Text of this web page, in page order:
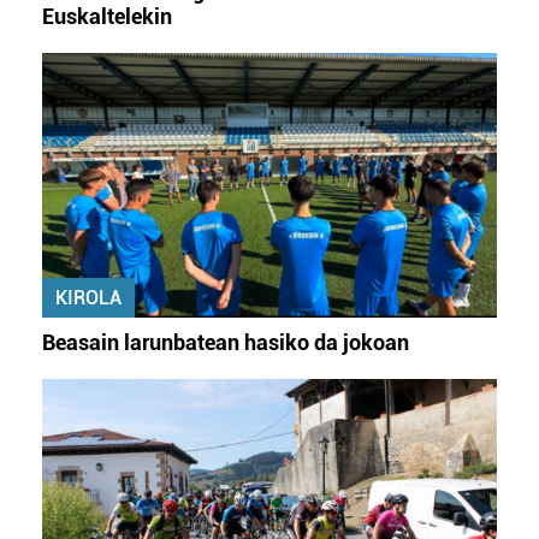
Euskaltelekin
KIROLA
Beasain larunbatean hasiko da jokoan